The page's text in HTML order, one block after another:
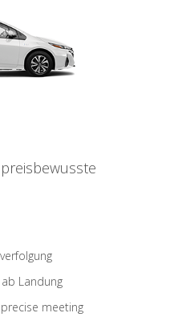
Landung
meeting